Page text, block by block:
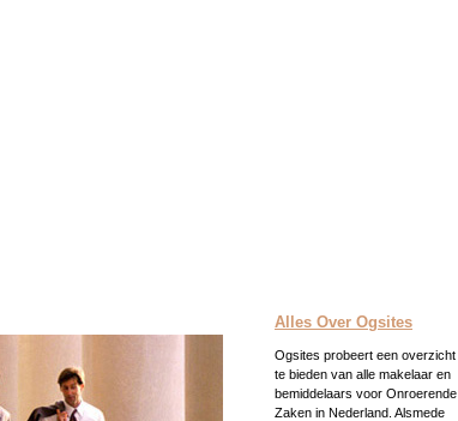
Alles Over Ogsites
Ogsites probeert een overzicht
te bieden van alle makelaar en
bemiddelaars voor Onroerende
Zaken in Nederland. Alsmede